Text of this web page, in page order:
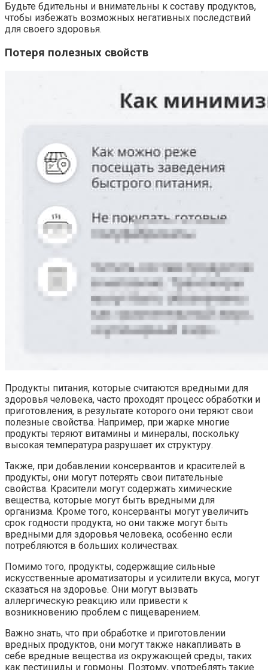
Будьте бдительны и внимательны к составу продуктов,
чтобы избежать возможных негативных последствий
для своего здоровья.
Потеря полезных свойств
Продукты питания, которые считаются вредными для
здоровья человека, часто проходят процесс обработки и
приготовления, в результате которого они теряют свои
полезные свойства. Например, при жарке многие
продукты теряют витамины и минералы, поскольку
высокая температура разрушает их структуру.
Также, при добавлении консервантов и красителей в
продукты, они могут потерять свои питательные
свойства. Красители могут содержать химические
вещества, которые могут быть вредными для
организма. Кроме того, консерванты могут увеличить
срок годности продукта, но они также могут быть
вредными для здоровья человека, особенно если
потребляются в больших количествах.
Помимо того, продукты, содержащие сильные
искусственные ароматизаторы и усилители вкуса, могут
сказаться на здоровье. Они могут вызвать
аллергическую реакцию или привести к
возникновению проблем с пищеварением.
Важно знать, что при обработке и приготовлении
вредных продуктов, они могут также накапливать в
себе вредные вещества из окружающей среды, таких
как пестициды и гормоны. Поэтому, употреблять такие